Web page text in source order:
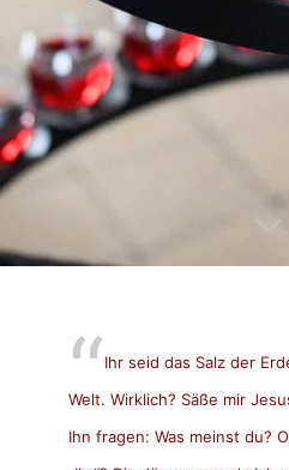
Ihr seid das Salz der
Welt. Wirklich? Säße mir
Ihn fragen: Was meinst du?